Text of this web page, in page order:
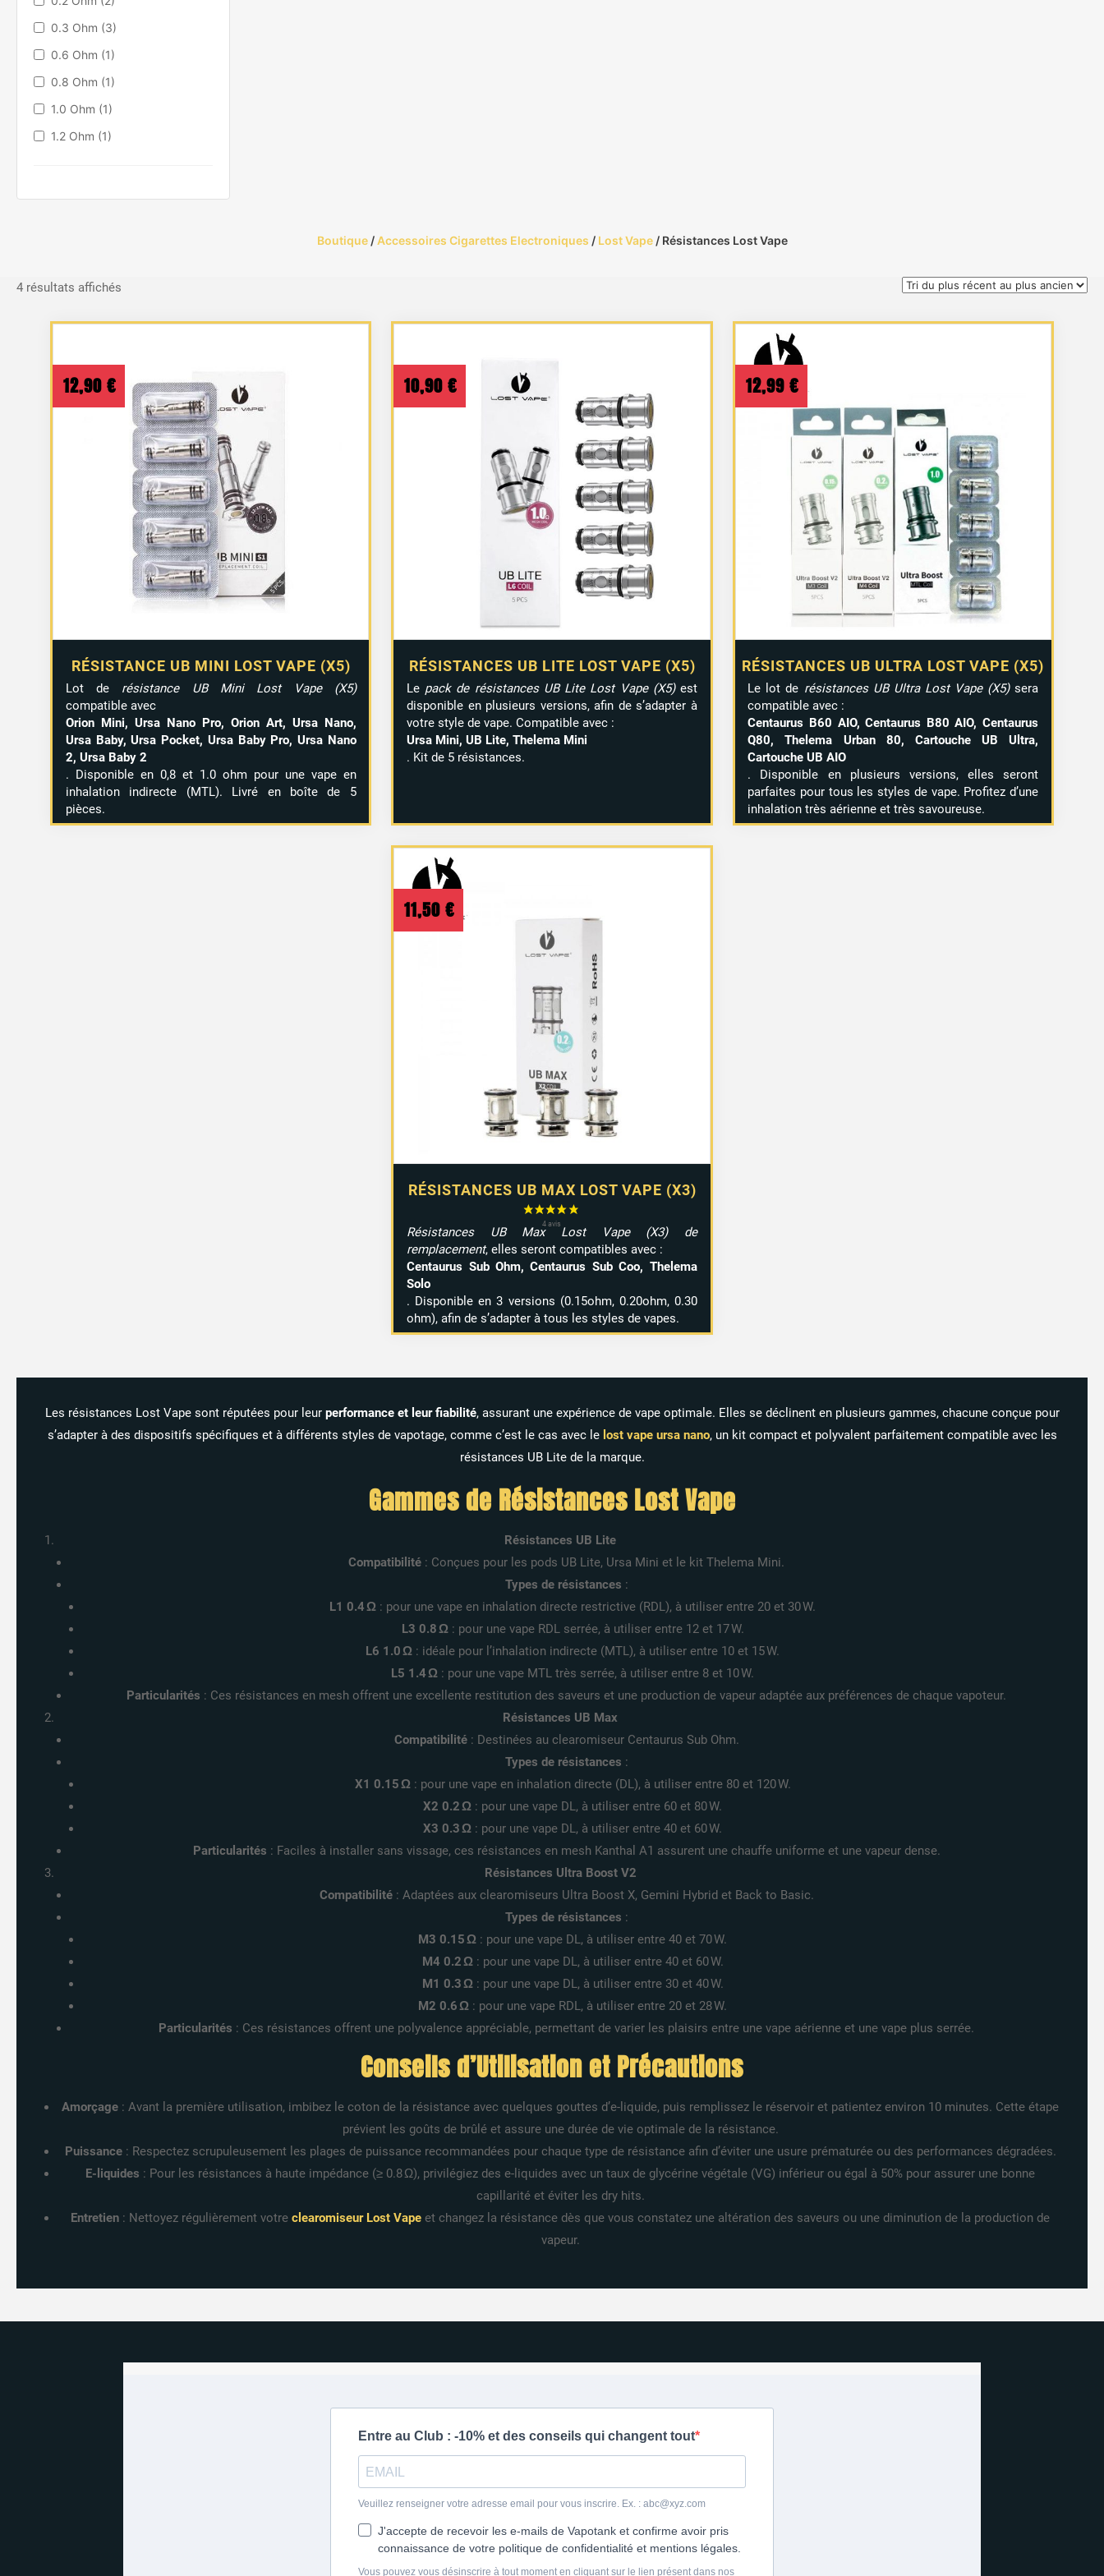
0.3 Ohm (3)
0.6 Ohm (1)
0.8 Ohm (1)
1.0 Ohm (1)
1.2 Ohm (1)
Boutique/ Accessoires Cigarettes Electroniques / Lost Vape/ Résistances Lost Vape
4 résultats affichés
plus
ancien
RÉSISTANCE UB MINI LOST VAPE (X5)
12,90€
Lot de résistance UB Mini Lost Vape (X5)
compatible avec
Orion Mini, Ursa Nano Pro, Orion Art, Ursa Nano,
Ursa Baby, Ursa Pocket, Ursa Baby Pro, Ursa Nano
2, Ursa Baby 2
. Disponible en 0,8 et 1.0 ohm pour une vape en
inhalation indirecte (MTL). Livré en boîte de 5
pièces.
RÉSISTANCES UB LITE LOST VAPE (X5)
10,90€
Le pack de résistances UB Lite Lost Vape (X5)est
disponible en plusieurs versions, afin de s’adapter à
votre style de vape. Compatible avec :
Ursa Mini, UB Lite, Thelema Mini
. Kit de 5 résistances.
RÉSISTANCES UB ULTRA LOST VAPE (X5)
12,99 €
Le lot de résistances UB Ultra Lost Vape (X5)sera
compatible avec :
Centaurus B60 AIO, Centaurus B80 AIO, Centaurus
Q80, Thelema Urban 80, Cartouche UB Ultra,
Cartouche UB AIO
. Disponible en plusieurs versions, elles seront
parfaites pour tous les styles de vape. Profitez d’une
inhalation très aérienne et très savoureuse.
RÉSISTANCES UB MAX LOST VAPE (X3)
11,50€
Résistances UB Max Lost Vape (X3) de
remplacement, elles seront compatibles avec :
Centaurus Sub Ohm, Centaurus Sub Coo, Thelema
Solo
. Disponible en 3 versions (0.15ohm, 0.20ohm, 0.30
ohm), afin de s’adapter à tous les styles de vapes.
Les résistances Lost Vape sont réputées pour leur performance et leurfiabilité, assurant une expérience de vape optimale. Elles se déclinent en plusieurs gammes, chacune conçue pour
s’adapter à des dispositifs spécifiques et à différents styles de vapotage, comme c’est le cas avec le lost vape ursa nano, un kit compact et polyvalent parfaitement compatible avec les
résistances UB Lite de la marque.
Gammes de Résistances Lost Vape
Résistances UB Lite
Compatibilité : Conçues pour les pods UB Lite, Ursa Mini et le kit Thelema Mini.
Types de résistances :
L1 0.4 Ω : pour une vape en inhalation directe restrictive (RDL), à utiliser entre 20 et 30 W.
L3 0.8 Ω: pour une vape RDL serrée, à utiliser entre 12 et 17 W.
L6 1.0 Ω : idéale pour l’inhalation indirecte (MTL), à utiliser entre 10 et 15 W.
L5 1.4 Ω : pour une vape MTL très serrée, à utiliser entre 8 et 10 W.
Particularités : Ces résistances en mesh offrent une excellente restitution des saveurs et une production de vapeur adaptée aux préférences de chaque vapoteur.
Résistances UB Max
Compatibilité: Destinées au clearomiseur Centaurus Sub Ohm.
Types de résistances :
X1 0.15 Ω: pour une vape en inhalation directe (DL), à utiliser entre 80 et 120 W.
X2 0.2 Ω : pour une vape DL, à utiliser entre 60 et 80 W.
X3 0.3 Ω : pour une vape DL, à utiliser entre 40 et 60 W.
Particularités : Faciles à installer sans vissage, ces résistances en mesh Kanthal A1 assurent une chauffe uniforme et une vapeur dense.
Résistances Ultra Boost V2
Compatibilité: Adaptées aux clearomiseurs Ultra Boost X, Gemini Hybrid et Back to Basic.
Types de résistances :
M3 0.15 Ω : pour une vape DL, à utiliser entre 40 et 70 W.
M4 0.2 Ω: pour une vape DL, à utiliser entre 40 et 60 W.
M1 0.3 Ω: pour une vape DL, à utiliser entre 30 et 40 W.
M2 0.6 Ω : pour une vape RDL, à utiliser entre 20 et 28 W.
Particularités : Ces résistances offrent une polyvalence appréciable, permettant de varier les plaisirs entre une vape aérienne et une vape plus serrée.
Conseils d’Utilisation et Précautions
Amorçage : Avant la première utilisation, imbibez le coton de la résistance avec quelques gouttes d’e-liquide, puis remplissez le réservoir et patientez environ 10 minutes. Cette étape
prévient les goûts de brûlé et assure une durée de vie optimale de la résistance.
Puissance: Respectez scrupuleusement les plages de puissance recommandées pour chaque type de résistance afin d’éviter une usure prématurée ou des performances dégradées.
E-liquides : Pour les résistances à haute impédance (≥ 0.8 Ω), privilégiez des e-liquides avec un taux de glycérine végétale (VG) inférieur ou égal à 50% pour assurer une bonne
capillarité et éviter les dry hits.
Entretien : Nettoyez régulièrement votre clearomiseur Lost Vape et changez la résistance dès que vous constatez une altération des saveurs ou une diminution de la production de
vapeur.